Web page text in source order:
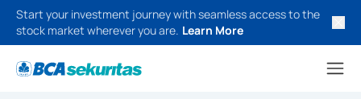
Start your investment journey with seamless access to the
stock market wherever you are. Learn More